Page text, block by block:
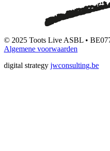
© 2025 Toots Live ASBL •
Algemene voorwaarden
digital strategy jwconsulting.be